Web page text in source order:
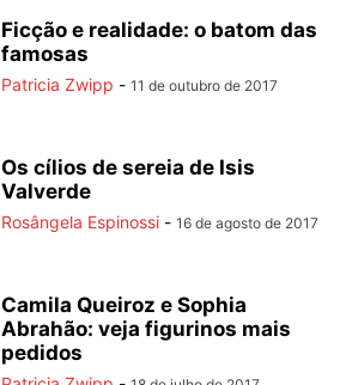
Ficção e realidade: o batom das
famosas
Patricia Zwipp - 11 de outubro de 2017
Os cílios de sereia de Isis
Valverde
Rosângela Espinossi - 16 de agosto de 2017
Camila Queiroz e Sophia
Abrahão: veja figurinos mais
pedidos